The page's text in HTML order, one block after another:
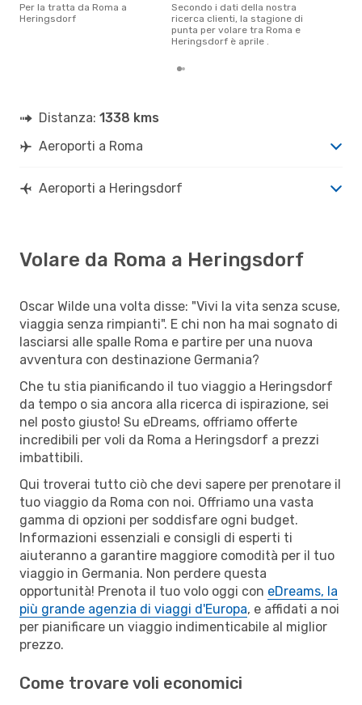
Per la tratta da Roma a
Heringsdorf
Secondo i dati della nostra
ricerca clienti, la stagione di
punta per volare tra Roma e
Heringsdorf è aprile .
Distanza: 1338 kms
Aeroporti a Roma
Aeroporti a Heringsdorf
Volare da Roma a Heringsdorf
Oscar Wilde una volta disse: "Vivi la vita senza scuse,
viaggia senza rimpianti". E chi non ha mai sognato di
lasciarsi alle spalle Roma e partire per una nuova
avventura con destinazione Germania?
Che tu stia pianificando il tuo viaggio a Heringsdorf
da tempo o sia ancora alla ricerca di ispirazione, sei
nel posto giusto! Su eDreams, offriamo offerte
incredibili per voli da Roma a Heringsdorf a prezzi
imbattibili.
Qui troverai tutto ciò che devi sapere per prenotare il
tuo viaggio da Roma con noi. Offriamo una vasta
gamma di opzioni per soddisfare ogni budget.
Informazioni essenziali e consigli di esperti ti
aiuteranno a garantire maggiore comodità per il tuo
viaggio in Germania. Non perdere questa
opportunità! Prenota il tuo volo oggi con eDreams, la
più grande agenzia di viaggi d'Europa, e affidati a noi
per pianificare un viaggio indimenticabile al miglior
prezzo.
Come trovare voli economici